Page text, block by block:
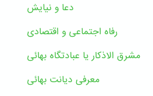
دعا و نیایش
رفاه اجتماعی و اقتصادی
مشرق الاذکار یا عبادتگاه بهائی
معرفی دیانت بهائی